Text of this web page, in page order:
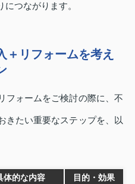
つながります。
＋リフォームを考え
フォームをご検討の際に、不
きたい重要なステップを、以
体的な内容 目的・効果